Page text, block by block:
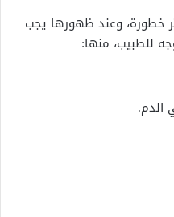
خطورة، وعند ظهورها يجب
للطبيب، منها:
الدم.